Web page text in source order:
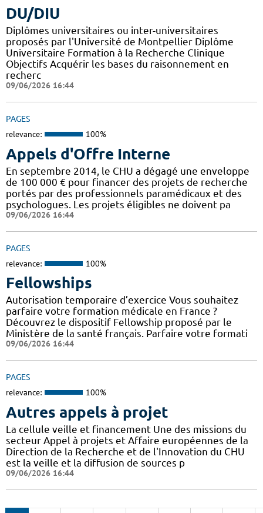
DU/DIU
Diplômes universitaires ou inter-universitaires
proposés par l'Université de Montpellier Diplôme
Universitaire Formation à la Recherche Clinique
Objectifs Acquérir les bases du raisonnement en
recherc
09/06/2026 16:44
PAGES
relevance: 100%
Appels d'Offre Interne
En septembre 2014, le CHU a dégagé une enveloppe
de 100 000 € pour financer des projets de recherche
portés par des professionnels paramédicaux et des
psychologues. Les projets éligibles ne doivent pa
09/06/2026 16:44
PAGES
relevance: 100%
Fellowships
Autorisation temporaire d’exercice Vous souhaitez
parfaire votre formation médicale en France ?
Découvrez le dispositif Fellowship proposé par le
Ministère de la santé français. Parfaire votre formati
09/06/2026 16:44
PAGES
relevance: 100%
Autres appels à projet
La cellule veille et financement Une des missions du
secteur Appel à projets et Affaire européennes de la
Direction de la Recherche et de l'Innovation du CHU
est la veille et la diffusion de sources p
09/06/2026 16:44